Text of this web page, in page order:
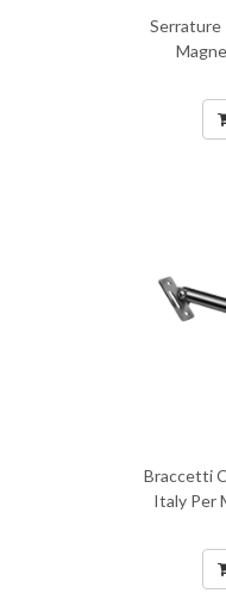
Serrature
Braccetti
Italy Per